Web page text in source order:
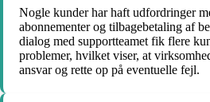
Nogle kunder har haft udfordringer
abonnementer og tilbagebetaling af
dialog med supportteamet fik flere
problemer, hvilket viser, at
ansvar og rette op på eventuelle fejl.